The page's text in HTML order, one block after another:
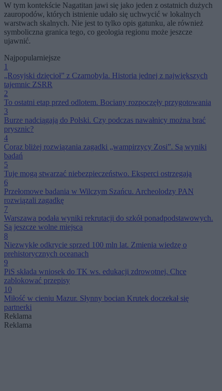
W tym kontekście Nagatitan jawi się jako jeden z ostatnich dużych
zauropodów, których istnienie udało się uchwycić w lokalnych
warstwach skalnych. Nie jest to tylko opis gatunku, ale również
symboliczna granica tego, co geologia regionu może jeszcze
ujawnić.
Najpopularniejsze
1
„Rosyjski dzięcioł” z Czarnobyla. Historia jednej z największych
tajemnic ZSRR
2
To ostatni etap przed odlotem. Bociany rozpoczęły przygotowania
3
Burze nadciągają do Polski. Czy podczas nawałnicy można brać
prysznic?
4
Coraz bliżej rozwiązania zagadki „wampirzycy Zosi”. Są wyniki
badań
5
Tuje mogą stwarzać niebezpieczeństwo. Eksperci ostrzegają
6
Przełomowe badania w Wilczym Szańcu. Archeolodzy PAN
rozwiązali zagadkę
7
Warszawa podała wyniki rekrutacji do szkół ponadpodstawowych.
Są jeszcze wolne miejsca
8
Niezwykłe odkrycie sprzed 100 mln lat. Zmienia wiedzę o
prehistorycznych oceanach
9
PiS składa wniosek do TK ws. edukacji zdrowotnej. Chce
zablokować przepisy
10
Miłość w cieniu Mazur. Słynny bocian Krutek doczekał się
partnerki
Reklama
Reklama